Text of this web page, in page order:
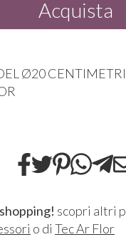
Acquista
Ø20CENTIMETRI
scopri altri
o di Tec Ar Flor